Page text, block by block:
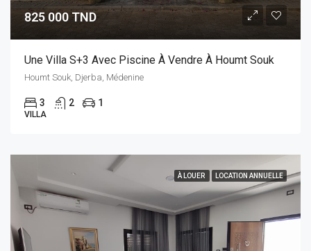
825 000 TND
Une Villa S+3 Avec Piscine À Vendre À Houmt Souk
Houmt Souk, Djerba, Médenine
3 2 1
VILLA
À LOUER LOCATION ANNUELLE